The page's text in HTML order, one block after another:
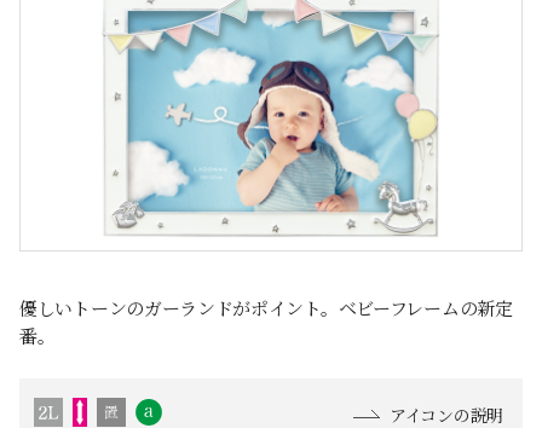
優しいトーンのガーランドがポイント。ベビーフレームの新定
番。
アイコンの説明